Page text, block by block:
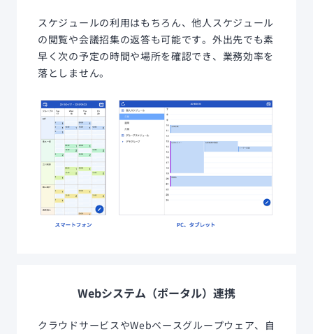
スケジュールの利用はもちろん、他人スケジュール
の閲覧や会議招集の返答も可能です。外出先でも素
早く次の予定の時間や場所を確認でき、業務効率を
落としません。
Webシステム（ポータル）連携
クラウドサービスやWebベースグループウェア、自